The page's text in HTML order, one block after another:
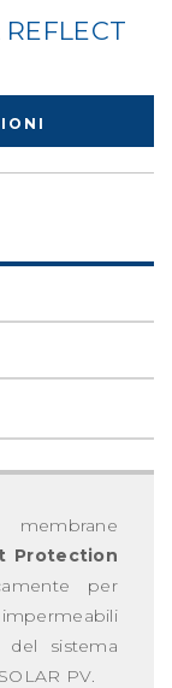
Protection
per
del sistema
PV.